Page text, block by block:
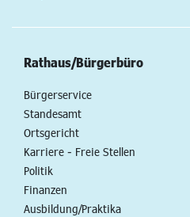
Rathaus/Bürgerbüro
Bürgerservice
Standesamt
Ortsgericht
Karriere - Freie Stellen
Politik
Finanzen
Ausbildung/Praktika